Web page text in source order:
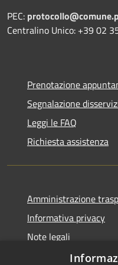
PEC:
Centralino Unico: +39 02
Prenotazione
Segnalazione
Leggi le FAQ
Richiesta assistenza
Amministrazione
Informativa privacy
Note legali
Dichiarazione di